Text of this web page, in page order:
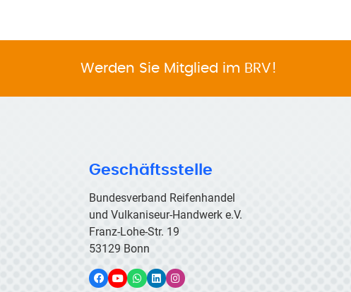
Werden Sie Mitglied im BRV!
Geschäftsstelle
Bundesverband Reifenhandel
und Vulkaniseur-Handwerk e.V.
Franz-Lohe-Str. 19
53129 Bonn
FacebookYouTubeWhatsAppLinkedInInstagram